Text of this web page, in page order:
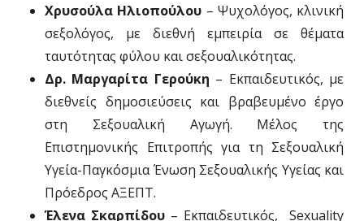
Χρυσούλα Ηλιοπούλου – Ψυχολόγος, κλινική
σεξολόγος, με διεθνή εμπειρία σε θέματα
ταυτότητας φύλου και σεξουαλικότητας.
Δρ. Μαργαρίτα Γερούκη – Εκπαιδευτικός, με
διεθνείς δημοσιεύσεις και βραβευμένο έργο
στη Σεξουαλική Αγωγή. Μέλος της
Επιστημονικής Επιτροπής για τη Σεξουαλική
Υγεία-Παγκόσμια Ένωση Σεξουαλικής Υγείας και
Πρόεδρος ΑΞΕΠΤ.
Έλενα Σκαρπίδου – Εκπαιδευτικός, Sexuality